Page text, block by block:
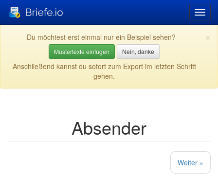
×
Du möchtest erst einmal nur ein Beispiel sehen?
Mustertexte einfügen Nein, danke
Anschließend kannst du sofort zum Export im letzten Schritt
gehen.
Absender
Weiter »